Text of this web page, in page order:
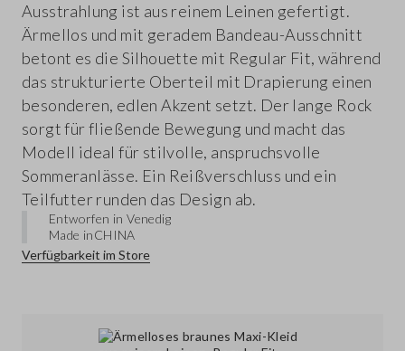
Ausstrahlung ist aus reinem Leinen gefertigt.
Ärmellos und mit geradem Bandeau-Ausschnitt
betont es die Silhouette mit Regular Fit, während
das strukturierte Oberteil mit Drapierung einen
besonderen, edlen Akzent setzt. Der lange Rock
sorgt für fließende Bewegung und macht das
Modell ideal für stilvolle, anspruchsvolle
Sommeranlässe. Ein Reißverschluss und ein
Teilfutter runden das Design ab.
Entworfen in Venedig
Made inCHINA
Verfügbarkeit im Store